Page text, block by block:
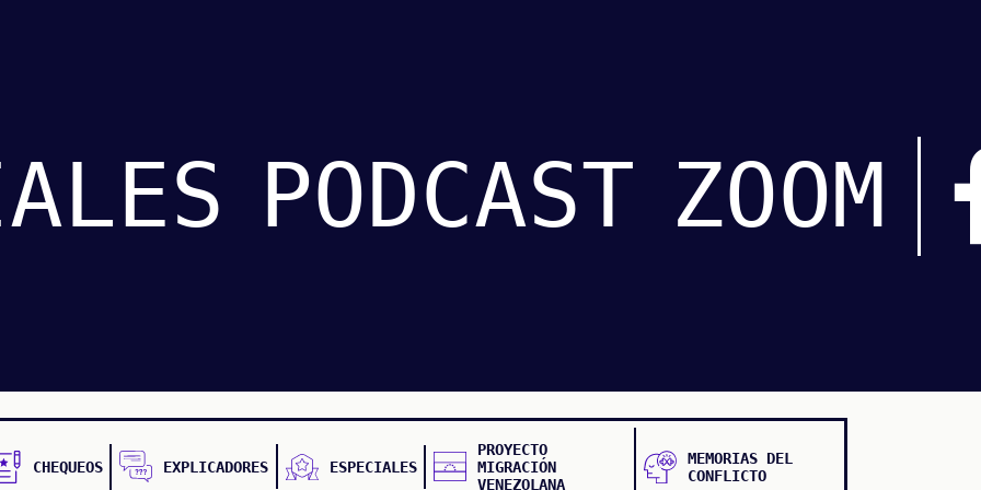
PODCAST ZOOM
CHEQUEOS EXPLICADORES ESPECIALES
PROYECTO
MIGRACIÓN
VENEZOLANA
MEMORIAS DEL
CONFLICTO